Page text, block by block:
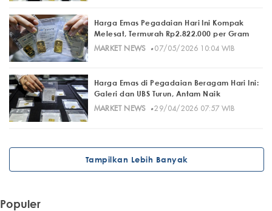
Harga Emas Pegadaian Hari Ini Kompak
Melesat, Termurah Rp2.822.000 per Gram
MARKET NEWS· 07/05/2026 10:04 WIB
Harga Emas di Pegadaian Beragam Hari Ini:
Galeri dan UBS Turun, Antam Naik
MARKET NEWS· 29/04/2026 07:57 WIB
Tampilkan Lebih Banyak
Populer